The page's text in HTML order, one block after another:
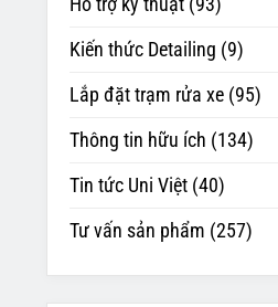
Kiến thức Detailing (9)
Lắp đặt trạm rửa xe (95)
Thông tin hữu ích (134)
Tin tức Uni Việt (40)
Tư vấn sản phẩm (257)